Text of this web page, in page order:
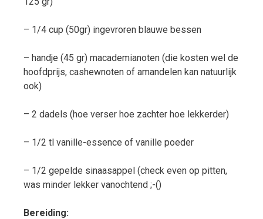
– 1/4 cup (50gr) ingevroren blauwe bessen
– handje (45 gr) macademianoten (die kosten wel de
hoofdprijs, cashewnoten of amandelen kan natuurlijk
ook)
– 2 dadels (hoe verser hoe zachter hoe lekkerder)
– 1/2 tl vanille-essence of vanille poeder
– 1/2 gepelde sinaasappel (check even op pitten,
was minder lekker vanochtend ;-()
Bereiding: